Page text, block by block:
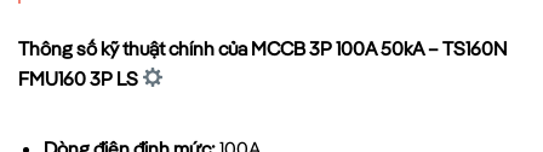
Thông số kỹ thuật chính của MCCB 3P 100A 50kA – TS160N
FMU160 3P LS